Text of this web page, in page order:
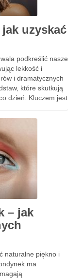
uzyskać
podkreślić nasze
lekkość i
i dramatycznych
które skutkują
dzień. Kluczem jest
…
– jak
naturalne piękno i
ma